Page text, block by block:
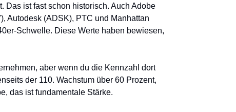
Das ist fast schon historisch. Auch Adobe
Autodesk (ADSK), PTC und Manhattan
Schwelle. Diese Werte haben bewiesen,
aber wenn du die Kennzahl dort
der 110. Wachstum über 60 Prozent,
das ist fundamentale Stärke.